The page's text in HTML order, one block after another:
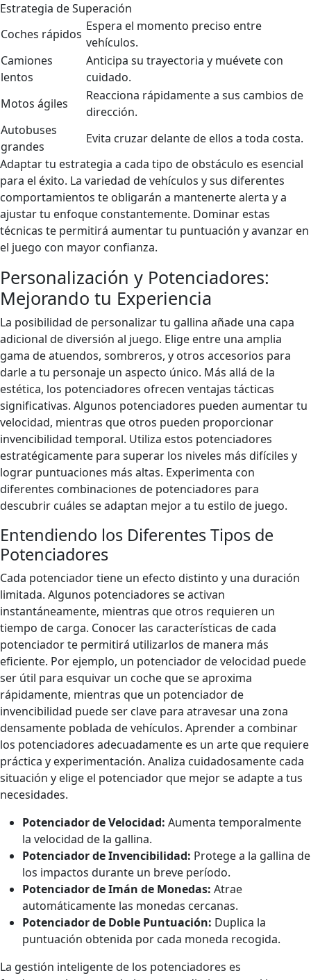
Estrategia de Superación
Coches rápidos
Espera el momento preciso entre
vehículos.
Camiones
lentos
Anticipa su trayectoria y muévete con
cuidado.
Motos ágiles
Reacciona rápidamente a sus cambios de
dirección.
Autobuses
grandes
Evita cruzar delante de ellos a toda costa.
Adaptar tu estrategia a cada tipo de obstáculo es esencial
para el éxito. La variedad de vehículos y sus diferentes
comportamientos te obligarán a mantenerte alerta y a
ajustar tu enfoque constantemente. Dominar estas
técnicas te permitirá aumentar tu puntuación y avanzar en
el juego con mayor confianza.
Personalización y Potenciadores:
Mejorando tu Experiencia
La posibilidad de personalizar tu gallina añade una capa
adicional de diversión al juego. Elige entre una amplia
gama de atuendos, sombreros, y otros accesorios para
darle a tu personaje un aspecto único. Más allá de la
estética, los potenciadores ofrecen ventajas tácticas
significativas. Algunos potenciadores pueden aumentar tu
velocidad, mientras que otros pueden proporcionar
invencibilidad temporal. Utiliza estos potenciadores
estratégicamente para superar los niveles más difíciles y
lograr puntuaciones más altas. Experimenta con
diferentes combinaciones de potenciadores para
descubrir cuáles se adaptan mejor a tu estilo de juego.
Entendiendo los Diferentes Tipos de
Potenciadores
Cada potenciador tiene un efecto distinto y una duración
limitada. Algunos potenciadores se activan
instantáneamente, mientras que otros requieren un
tiempo de carga. Conocer las características de cada
potenciador te permitirá utilizarlos de manera más
eficiente. Por ejemplo, un potenciador de velocidad puede
ser útil para esquivar un coche que se aproxima
rápidamente, mientras que un potenciador de
invencibilidad puede ser clave para atravesar una zona
densamente poblada de vehículos. Aprender a combinar
los potenciadores adecuadamente es un arte que requiere
práctica y experimentación. Analiza cuidadosamente cada
situación y elige el potenciador que mejor se adapte a tus
necesidades.
Potenciador de Velocidad: Aumenta temporalmente
la velocidad de la gallina.
Potenciador de Invencibilidad: Protege a la gallina de
los impactos durante un breve período.
Potenciador de Imán de Monedas: Atrae
automáticamente las monedas cercanas.
Potenciador de Doble Puntuación: Duplica la
puntuación obtenida por cada moneda recogida.
La gestión inteligente de los potenciadores es